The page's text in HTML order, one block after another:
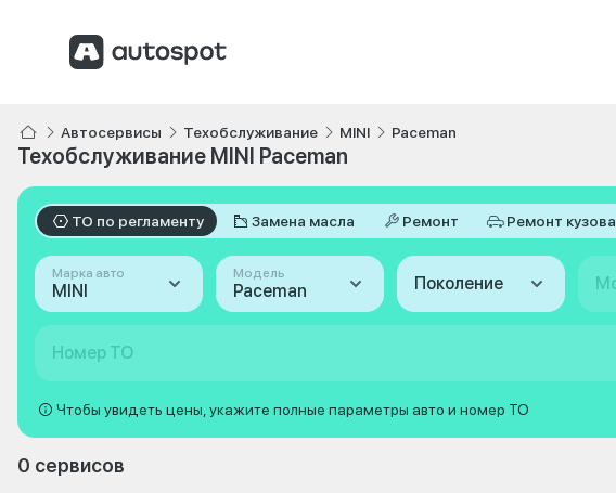
Автосервисы Техобслуживание MINI Paceman
Техобслуживание MINI Paceman
ТО по регламенту Замена масла Ремонт Ремонт кузова
Марка авто
MINI
Модель
Paceman Поколение
Номер ТО
Чтобы увидеть цены, укажите полные параметры авто и номер ТО
0 сервисов